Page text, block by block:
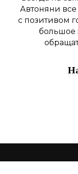
Автоняни
с позитивом
большое